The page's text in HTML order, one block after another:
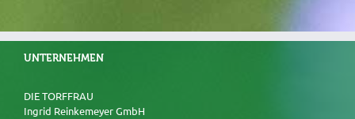
UNTERNEHMEN
DIE TORFFRAU
Ingrid Reinkemeyer GmbH